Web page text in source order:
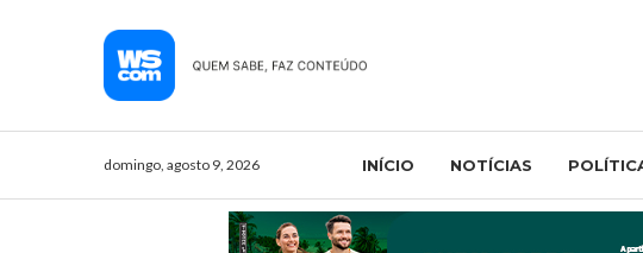
domingo, agosto 9, 2026 INÍCIO NOTÍCIAS